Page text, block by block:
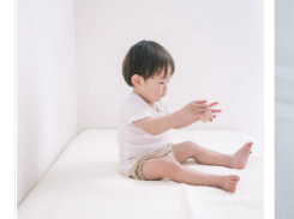
（品番：24-36N21）
→新色【ベージュ＆グレー】登
✓フライス素材のタンクトップイ
ンナーシャツ
（品番：17-36N27）